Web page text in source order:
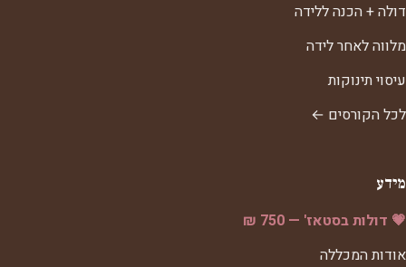
דולה + הכנה ללידה
מלווה לאחר לידה
עיסוי תינוקות
לכל הקורסים ←
מידע
💗 דולות בסטאז' — 750 ₪
אודות המכללה